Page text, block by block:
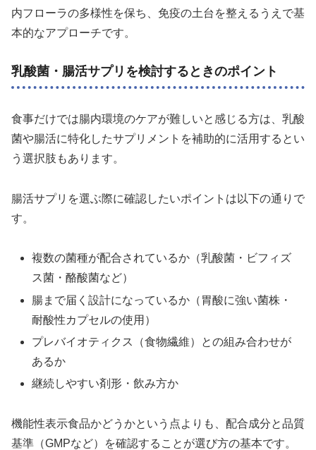
内フローラの多様性を保ち、免疫の土台を整えるうえで基
本的なアプローチです。
乳酸菌・腸活サプリを検討するときのポイント
食事だけでは腸内環境のケアが難しいと感じる方は、乳酸
菌や腸活に特化したサプリメントを補助的に活用するとい
う選択肢もあります。
腸活サプリを選ぶ際に確認したいポイントは以下の通りで
す。
複数の菌種が配合されているか（乳酸菌・ビフィズ
ス菌・酪酸菌など）
腸まで届く設計になっているか（胃酸に強い菌株・
耐酸性カプセルの使用）
プレバイオティクス（食物繊維）との組み合わせが
あるか
継続しやすい剤形・飲み方か
機能性表示食品かどうかという点よりも、配合成分と品質
基準（GMPなど）を確認することが選び方の基本です。